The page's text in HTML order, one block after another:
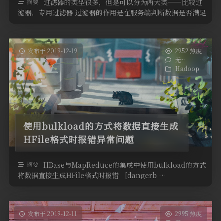
滤器，专用过滤器 过滤器的作用是在服务端判断数据是否满足
发布于 2019-12-19
2952 热度
无~
Hadoop
使用bulkload的方式将数据直接生成
HFile格式时报错异常问题
摘要 HBase与MapReduce的集成中使用bulkload的方式
将数据直接生成HFile格式时报错 [dangerb …
发布于 2019-12-11
2995 热度